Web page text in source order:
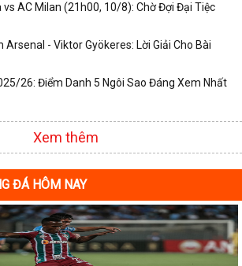
vs AC Milan (21h00, 10/8): Chờ Đợi Đại Tiệc
Arsenal - Viktor Gyökeres: Lời Giải Cho Bài
26: Điểm Danh 5 Ngôi Sao Đáng Xem Nhất
Xem thêm
ĐÁ HÔM NAY